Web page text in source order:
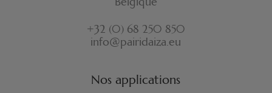
+32 (0) 68 250 850
info@pairidaiza.eu
Nos applications